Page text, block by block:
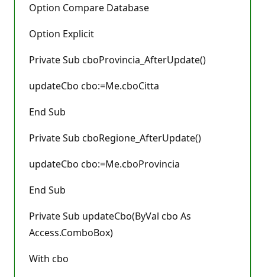
Option Compare Database
Option Explicit
Private Sub cboProvincia_AfterUpdate()
updateCbo cbo:=Me.cboCitta
End Sub
Private Sub cboRegione_AfterUpdate()
updateCbo cbo:=Me.cboProvincia
End Sub
Private Sub updateCbo(ByVal cbo As
Access.ComboBox)
With cbo